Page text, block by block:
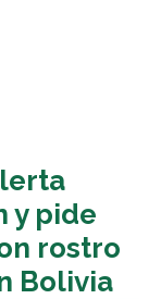
y pide
rostro
Bolivia